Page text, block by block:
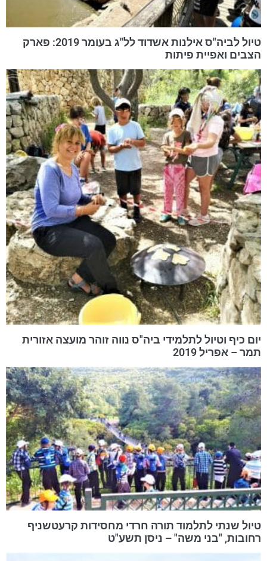
טיול לביה"ס אילנות אשדוד לל"ג בעומר 2019: פארק
הצבים ואפיית פיתות
יום כיף וטיול לתלמידי ביה"ס נווה זוהר מועצה אזורית
תמר – אפריל 2019
טיול שנתי לתלמוד תורה חרדי מחסידות קרעטשניף
רחובות, "בני משה" – ניסן תשע"ט